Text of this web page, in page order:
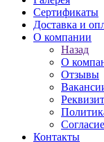
Сертификаты
Доставка и
О компании
Назад
О
Отзывы
Контакты